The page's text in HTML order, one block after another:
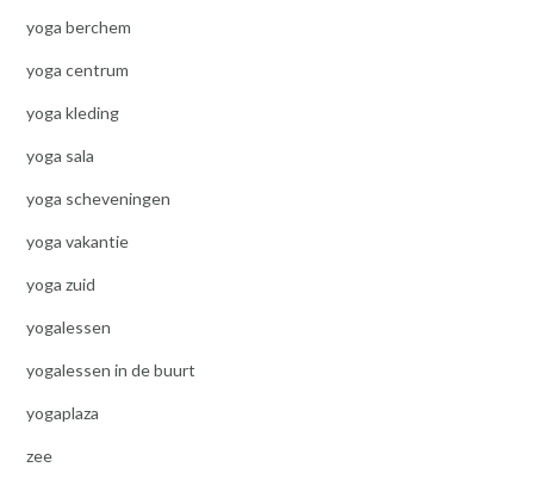
yoga berchem
yoga centrum
yoga kleding
yoga sala
yoga scheveningen
yoga vakantie
yoga zuid
yogalessen
yogalessen in de buurt
yogaplaza
zee